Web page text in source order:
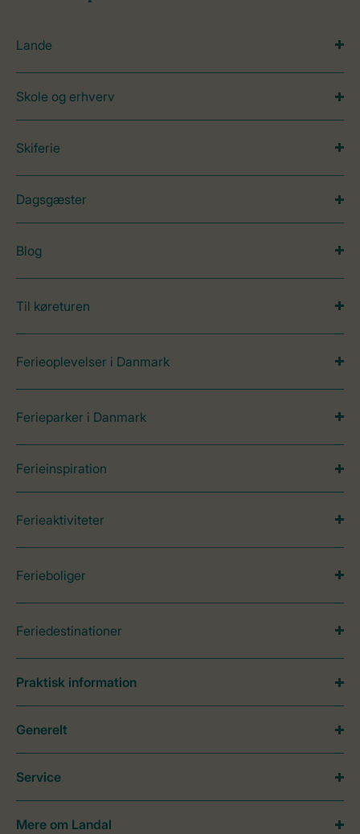
Lande
Skole og erhverv
Skiferie
Dagsgæster
Blog
Til køreturen
Ferieoplevelser i Danmark
Ferieparker i Danmark
Ferieinspiration
Ferieaktiviteter
Ferieboliger
Feriedestinationer
Praktisk information
Generelt
Service
Mere om Landal